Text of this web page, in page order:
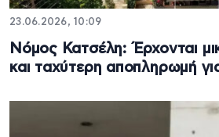
23.06.2026, 10:09
Νόμος Κατσέλη: Έρχονται
και ταχύτερη αποπληρωμή